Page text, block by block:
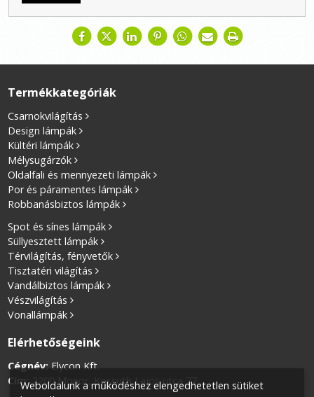
Termékkategóriák
Csarnokvilágítás
Design lámpák
Kültéri lámpák
Mélysugárzók
Oldalfali és mennyezeti lámpák
Por és páramentes lámpák
Robbanásbiztos lámpák
Spot és sínes lámpák
Süllyesztett lámpák
Térvilágítás, fényvetők
Tisztatéri világítás
Vandálbiztos lámpák
Vészvilágítás
Vonallámpák
Elérhetőségeink
Cégnév:Elycon Kft.
Cím:2200 Monor, Kossuth Lajos utca 77.
Weboldalunk a működéshez elengedhetetlen sütiket